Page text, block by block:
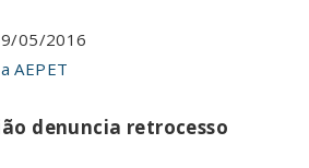
05/2016
AEPET
denuncia retrocesso